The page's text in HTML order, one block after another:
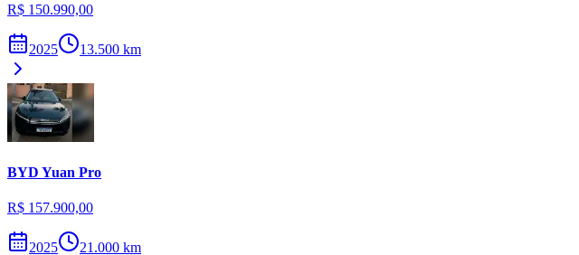
R$ 150.990,00
2025 13.500 km
BYD Yuan Pro
R$ 157.900,00
2025 21.000 km